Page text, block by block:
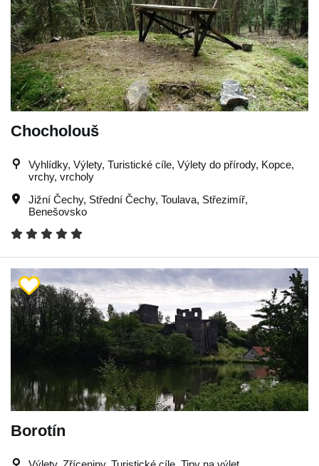
Chocholouš
Vyhlídky, Výlety, Turistické cíle, Výlety do přírody, Kopce,
vrchy, vrcholy
Jižní Čechy, Střední Čechy, Toulava, Střezimíř,
Benešovsko
Borotín